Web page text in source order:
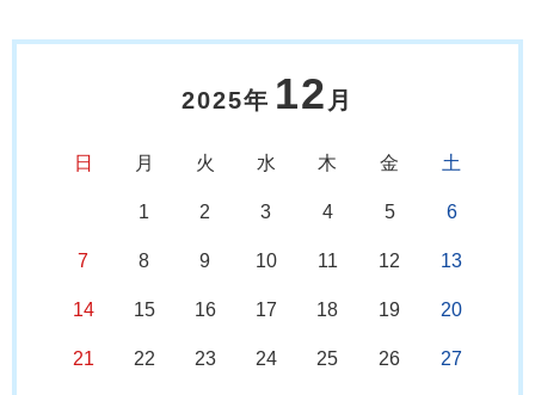
2025年 12 月
日 月 火 水 木 金 土
1 2 3 4 5 6
7 8 9 10 11 12 13
14 15 16 17 18 19 20
21 22 23 24 25 26 27